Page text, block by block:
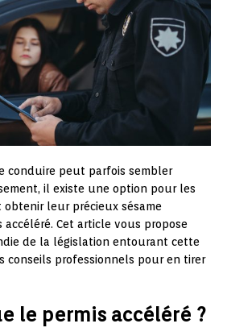
conduire peut parfois sembler
il existe une option pour les
leur précieux sésame
accéléré. Cet article vous propose
de la législation entourant cette
conseils professionnels pour en tirer
le permis accéléré ?